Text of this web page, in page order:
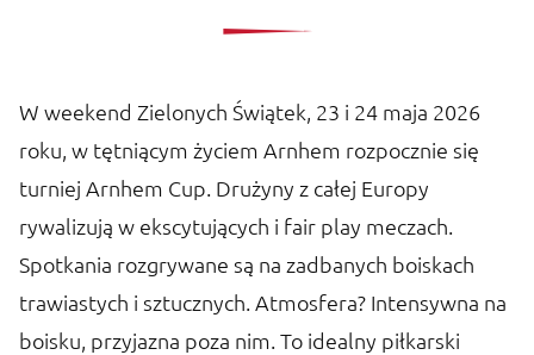
W weekend Zielonych Świątek, 23 i 24 maja 2026
roku, w tętniącym życiem Arnhem rozpocznie się
turniej Arnhem Cup. Drużyny z całej Europy
rywalizują w ekscytujących i fair play meczach.
Spotkania rozgrywane są na zadbanych boiskach
trawiastych i sztucznych. Atmosfera? Intensywna na
boisku, przyjazna poza nim. To idealny piłkarski